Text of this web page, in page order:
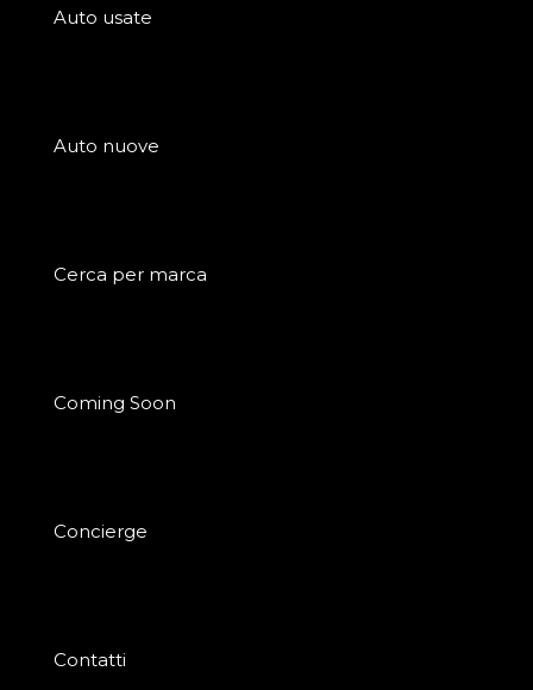
Auto usate
Auto nuove
Cerca per marca
Coming Soon
Concierge
Contatti